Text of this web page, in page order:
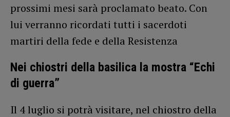
prossimi mesi sarà proclamato beato. Con
lui verranno ricordati tutti i sacerdoti
martiri della fede e della Resistenza
Nei chiostri della basilica la mostra “Echi
di guerra”
Il 4 luglio si potrà visitare, nel chiostro della